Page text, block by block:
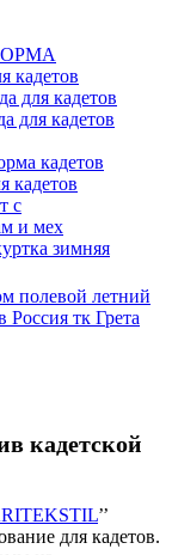
кадетов
для кадетов
для кадетов
кадетов
кадетов
с
и мех
зимняя
полевой летний
тк Грета
кадетской
’’
для кадетов.